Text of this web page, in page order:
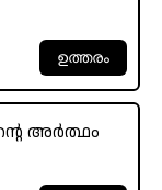
അർത്ഥം